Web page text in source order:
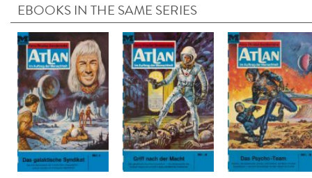
EBOOKS IN THE SAME SERIES